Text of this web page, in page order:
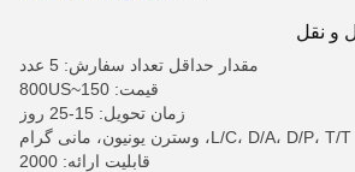
و نقل
مقدار حداقل تعداد سفارش: 5 عدد
قیمت: 150~800US
زمان تحویل: 15-25 روز
قابلیت ارائه: 2000